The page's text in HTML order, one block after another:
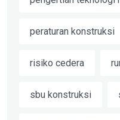
peraturan konstruksi
risiko cedera
sbu konstruksi